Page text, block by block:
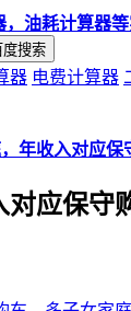
度搜索
器 电费计算器
年收入对应保
应保守